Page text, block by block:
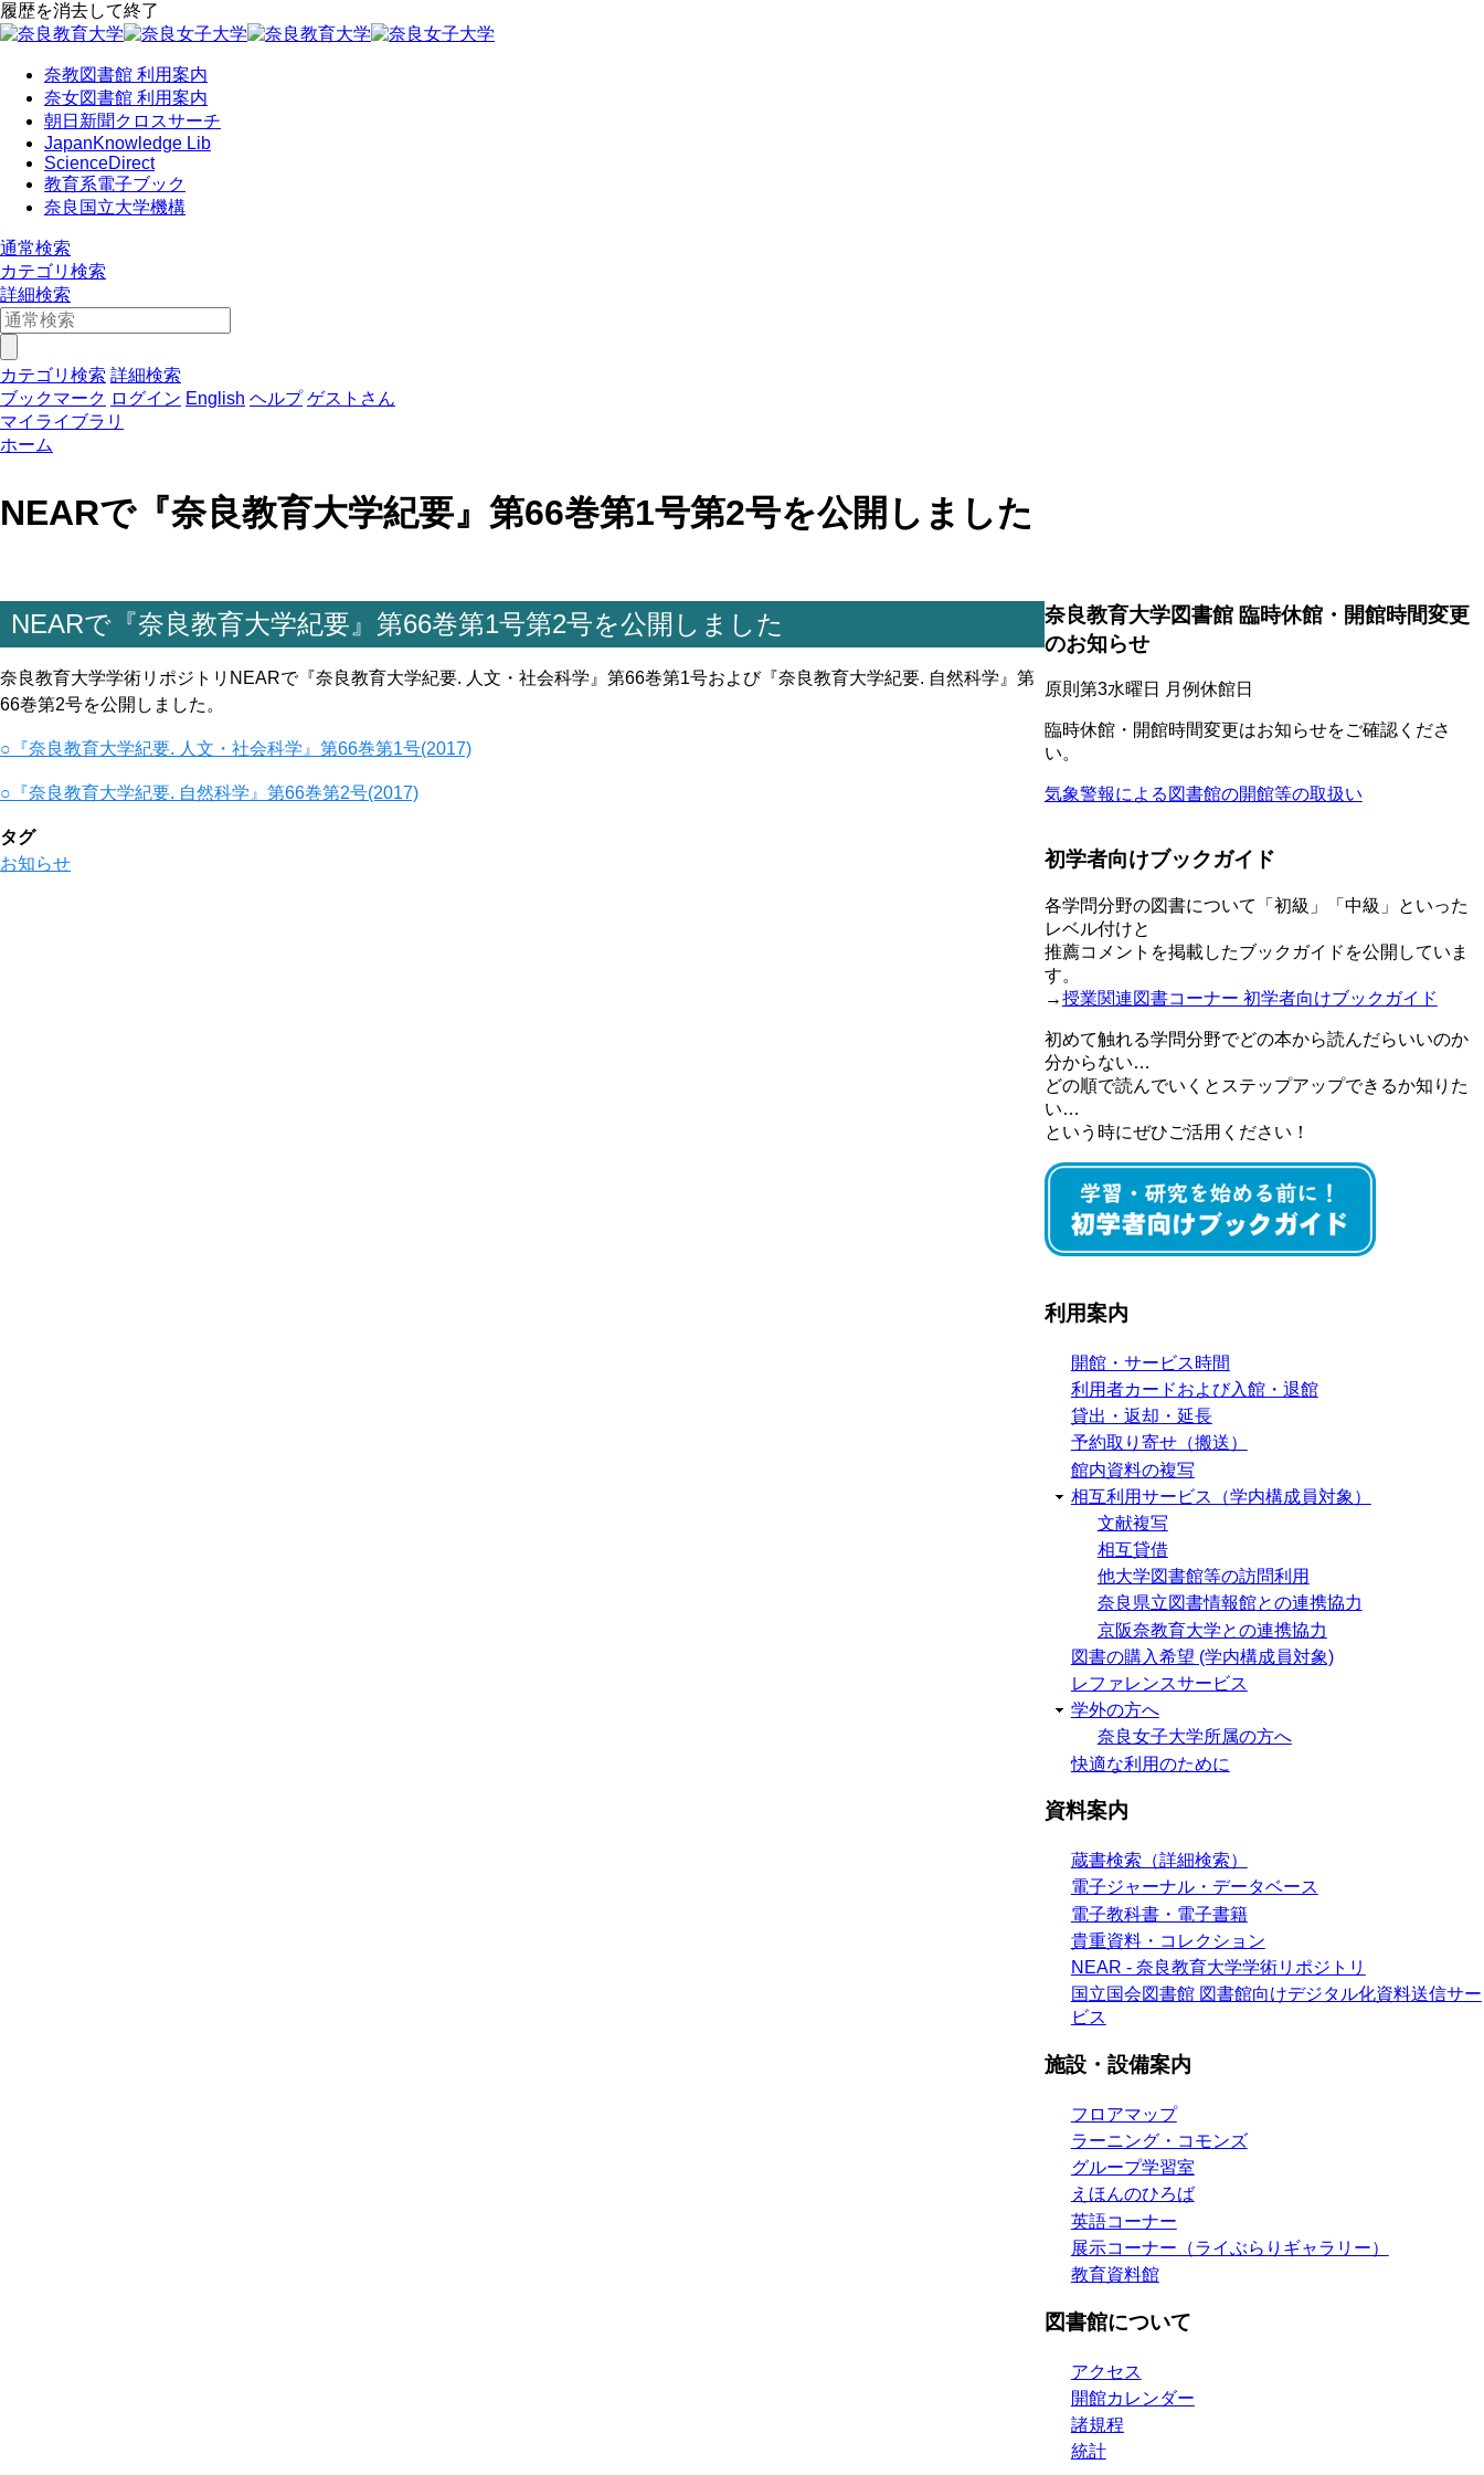
履歴を消去して終了
奈教図書館 利用案内
奈女図書館 利用案内
朝日新聞クロスサーチ
JapanKnowledge Lib
ScienceDirect
教育系電子ブック
奈良国立大学機構
通常検索
カテゴリ検索
詳細検索
カテゴリ検索 詳細検索
ブックマーク ログイン English ヘルプ ゲストさん
マイライブラリ
ホーム
NEARで『奈良教育大学紀要』第66巻第1号第2号を公開しました
NEARで『奈良教育大学紀要』第66巻第1号第2号を公開しました
奈良教育大学学術リポジトリNEARで『奈良教育大学紀要. 人文・社会科学』第66巻第1号および『奈良教育大学紀要. 自然科学』第
66巻第2号を公開しました。
○『奈良教育大学紀要. 人文・社会科学』第66巻第1号(2017)
○『奈良教育大学紀要. 自然科学』第66巻第2号(2017)
タグ
お知らせ
奈良教育大学図書館 臨時休館・開館時間変更
のお知らせ
原則第3水曜日 月例休館日
臨時休館・開館時間変更はお知らせをご確認くださ
い。
気象警報による図書館の開館等の取扱い
初学者向けブックガイド
各学問分野の図書について「初級」「中級」といった
レベル付けと
推薦コメントを掲載したブックガイドを公開していま
す。
→授業関連図書コーナー 初学者向けブックガイド
初めて触れる学問分野でどの本から読んだらいいのか
分からない…
どの順で読んでいくとステップアップできるか知りた
い…
という時にぜひご活用ください！
利用案内
開館・サービス時間
利用者カードおよび入館・退館
貸出・返却・延長
予約取り寄せ（搬送）
館内資料の複写
相互利用サービス（学内構成員対象）
文献複写
相互貸借
他大学図書館等の訪問利用
奈良県立図書情報館との連携協力
京阪奈教育大学との連携協力
図書の購入希望 (学内構成員対象)
レファレンスサービス
学外の方へ
奈良女子大学所属の方へ
快適な利用のために
資料案内
蔵書検索（詳細検索）
電子ジャーナル・データベース
電子教科書・電子書籍
貴重資料・コレクション
NEAR - 奈良教育大学学術リポジトリ
国立国会図書館 図書館向けデジタル化資料送信サー
ビス
施設・設備案内
フロアマップ
ラーニング・コモンズ
グループ学習室
えほんのひろば
英語コーナー
展示コーナー（ライぶらりギャラリー）
教育資料館
図書館について
アクセス
開館カレンダー
諸規程
統計